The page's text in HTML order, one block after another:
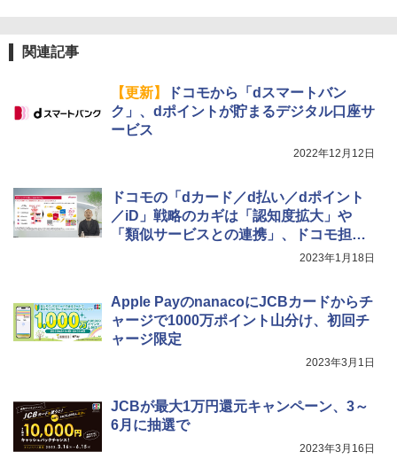
関連記事
【更新】
ドコモから「dスマートバン
ク」、dポイントが貯まるデジタル口座サ
ービス
2022年12月12日
ドコモの「dカード／d払い／dポイント
／iD」戦略のカギは「認知度拡大」や
「類似サービスとの連携」、ドコモ担当
2023年1月18日
Apple PayのnanacoにJCBカードからチ
ャージで1000万ポイント山分け、初回チ
ャージ限定
2023年3月1日
JCBが最大1万円還元キャンペーン、3～
6月に抽選で
2023年3月16日